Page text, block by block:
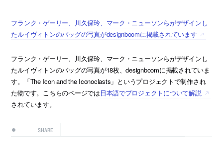
フランク・ゲーリー、川久保玲、マーク・ニューソンらがデザインし
たルイヴィトンのバッグの写真がdesignboomに掲載されています
フランク・ゲーリー、川久保玲、マーク・ニューソンらがデザインし
たルイヴィトンのバッグの写真が18枚、designboomに掲載されていま
す。「The Icon and the Iconoclasts」というプロジェクトで制作され
た物です。こちらのページでは日本語でプロジェクトについて解説
されています。
SHARE